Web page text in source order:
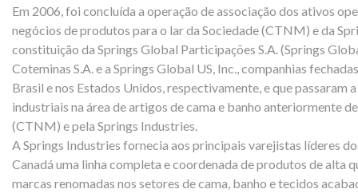
Em 2006, foi concluída a operação de associação dos ativos
negócios de produtos para o lar da Sociedade (CTNM) e da
constituição da Springs Global Participações S.A. (Springs
Coteminas S.A. e a Springs Global US, Inc., companhias
Brasil e nos Estados Unidos, respectivamente, e que passaram
industriais na área de artigos de cama e banho anteriormente
(CTNM) e pela Springs Industries.
A Springs Industries fornecia aos principais varejistas líderes
Canadá uma linha completa e coordenada de produtos de alta
marcas renomadas nos setores de cama, banho e tecidos